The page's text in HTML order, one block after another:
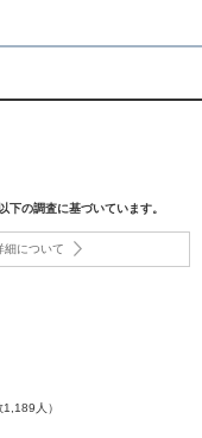
の調査に基づいています。
細について
人）